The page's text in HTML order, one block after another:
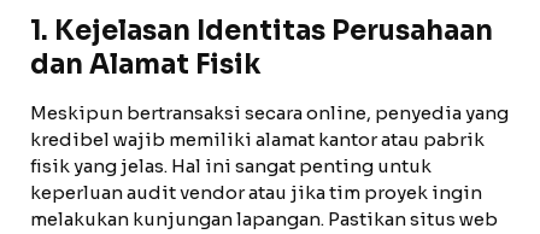
1. Kejelasan Identitas Perusahaan
dan Alamat Fisik
Meskipun bertransaksi secara online, penyedia yang
kredibel wajib memiliki alamat kantor atau pabrik
fisik yang jelas. Hal ini sangat penting untuk
keperluan audit vendor atau jika tim proyek ingin
melakukan kunjungan lapangan. Pastikan situs web